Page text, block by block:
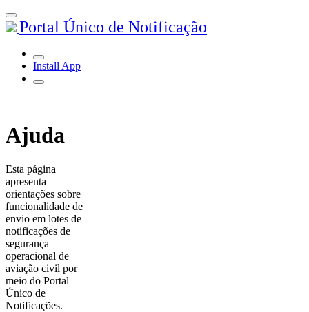
Portal Único de Notificação
Install App
Ajuda
Esta página
apresenta
orientações sobre
funcionalidade de
envio em lotes de
notificações de
segurança
operacional de
aviação civil por
meio do Portal
Único de
Notificações.